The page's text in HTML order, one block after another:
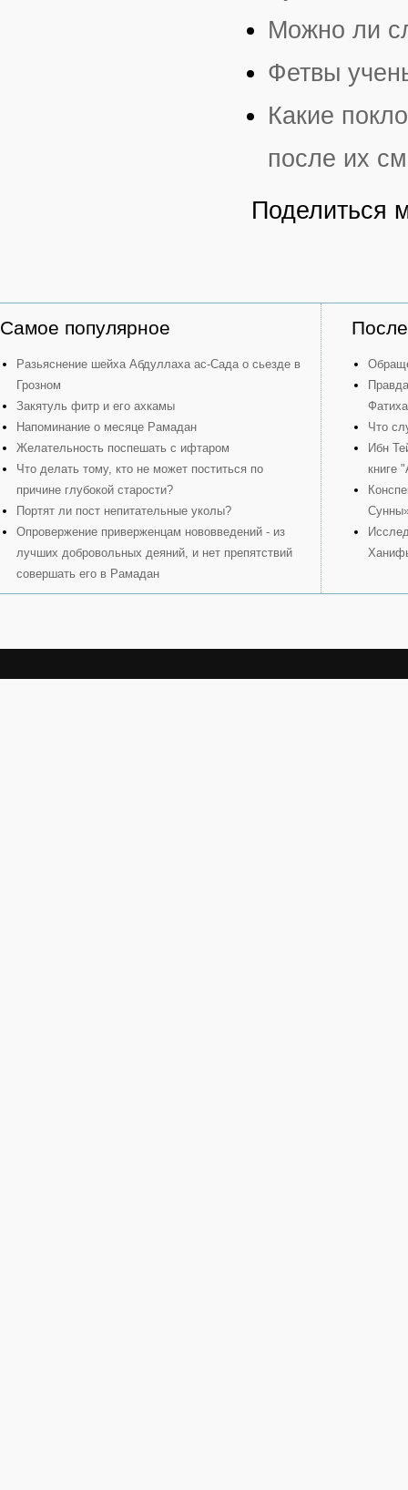
Можно ли
Фетвы
Какие
после их
Поделиться
Самое популярное
Разьяснение шейха Абдуллаха ас-Сада о сьезде в
Грозном
Закятуль фитр и его ахкамы
Напоминание о месяце Рамадан
Желательность поспешать с ифтаром
Что делать тому, кто не может поститься по
причине глубокой старости?
Портят ли пост непитательные уколы?
Опровержение приверженцам нововведений - из
лучших добровольных деяний, и нет препятствий
совершать его в Рамадан
Что
Ибн
книге